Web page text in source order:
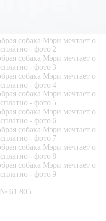
№ 61 805